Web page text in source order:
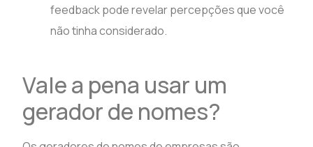
feedback pode revelar percepções que você
não tinha considerado.
Vale a pena usar um
gerador de nomes?